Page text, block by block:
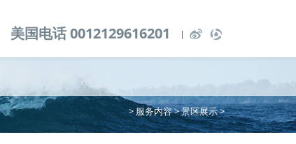
美国电话 0012129616201
> 服务内容>景区展示>